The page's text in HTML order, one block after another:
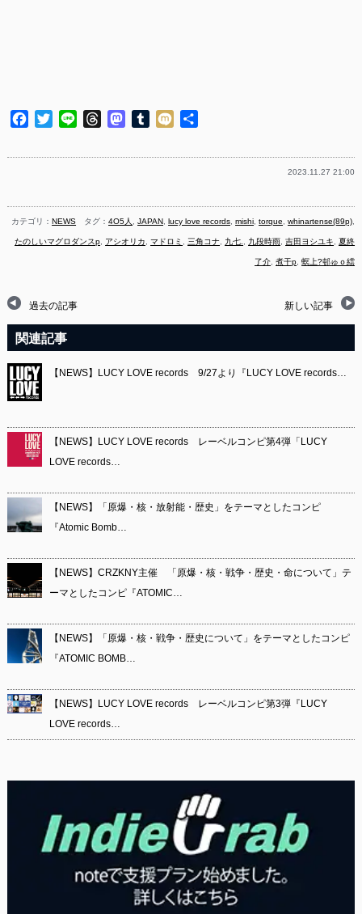
Facebook
TwitterLine ThreadsMastodon
Tumblr
Mixi
2023.11.27 21:00
カテゴリ：NEWS タグ：4O5人 ,JAPAN ,lucy love records ,mishi ,torque ,whinartense(89p)
たのしいマグロダンスp アシオリカ ,マドロミ 三角コナ 九七. 九段時雨 ,吉田ヨシユキ ,夏終
了介 ,煮干p ,螟上?邨ゅｏ繧
過去の記事 新しい記事
関連記事
【NEWS】LUCY LOVE records 9/27より『LUCY LOVE records…
【NEWS】LUCY LOVE records レーベルコンピ第4弾「LUCY
LOVE records…
【NEWS】「原爆・核・放射能・歴史」をテーマとしたコンピ
『Atomic Bomb…
【NEWS】CRZKNY主催 「原爆・核・戦争・歴史・命について」テ
ーマとしたコンピ『ATOMIC…
【NEWS】「原爆・核・戦争・歴史について」をテーマとしたコンピ
『ATOMIC BOMB…
【NEWS】LUCY LOVE records レーベルコンピ第3弾『LUCY
LOVE records…